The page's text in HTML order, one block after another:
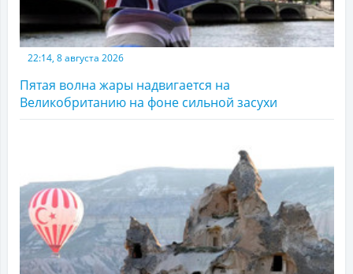
22:14, 8 августа 2026
Пятая волна жары надвигается на
Великобританию на фоне сильной засухи